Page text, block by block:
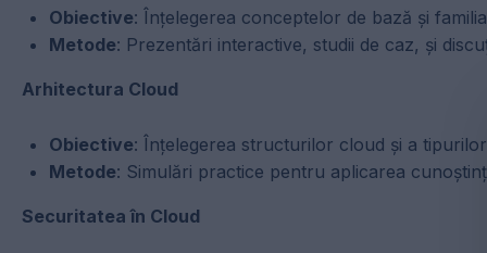
Obiective: Înțelegerea conceptelor de bază și
Metode: Prezentări interactive, studii de caz, și
Arhitectura Cloud
Obiective: Înțelegerea structurilor cloud și a
Metode: Simulări practice pentru aplicarea
Securitatea în Cloud